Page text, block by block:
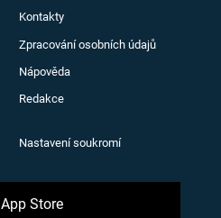
Kontakty
Zpracování osobních údajů
Nápověda
Redakce
Nastavení soukromí
App Store